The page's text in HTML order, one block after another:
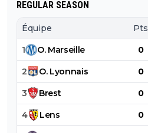
REGULAR SEASON
Équipe Pts
1 O. Marseille 0
2 O. Lyonnais 0
3 Brest 0
4 Lens 0